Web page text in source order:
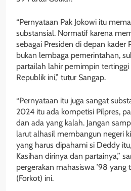
“Pernyataan Pak Jokowi itu
substansial. Normatif karena
sebagai Presiden di depan kader
bukan lembaga pemerintahan,
partailah lahir pemimpin
Republik ini,” tutur Sangap.
“Pernyataan itu juga sangat
2024 itu ada kompetisi Pilpres,
dan ada yang kalah. Jangan
larut alhasil membangun negeri
yang harus dipahami si Deddy
Kasihan dirinya dan partainya,”
pergerakan mahasiswa ’98 yang
(Forkot) ini.